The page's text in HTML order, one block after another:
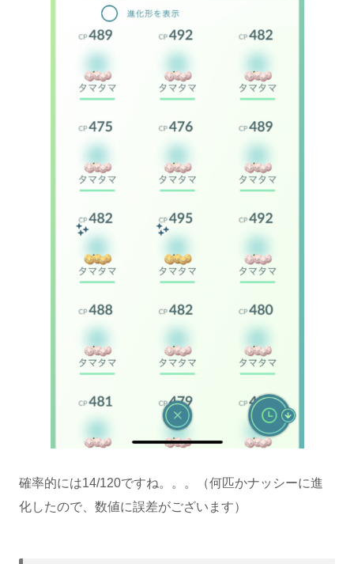
確率的には14/120ですね。。。（何匹かナッシーに進
化したので、数値に誤差がございます）